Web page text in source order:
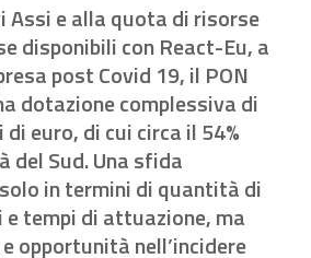
Assi e alla quota di risorse
disponibili con React-Eu, a
post Covid 19, il PON
dotazione complessiva di
euro, di cui circa il 54%
Sud. Una sfida
in termini di quantità di
tempi di attuazione, ma
opportunità nell’incidere